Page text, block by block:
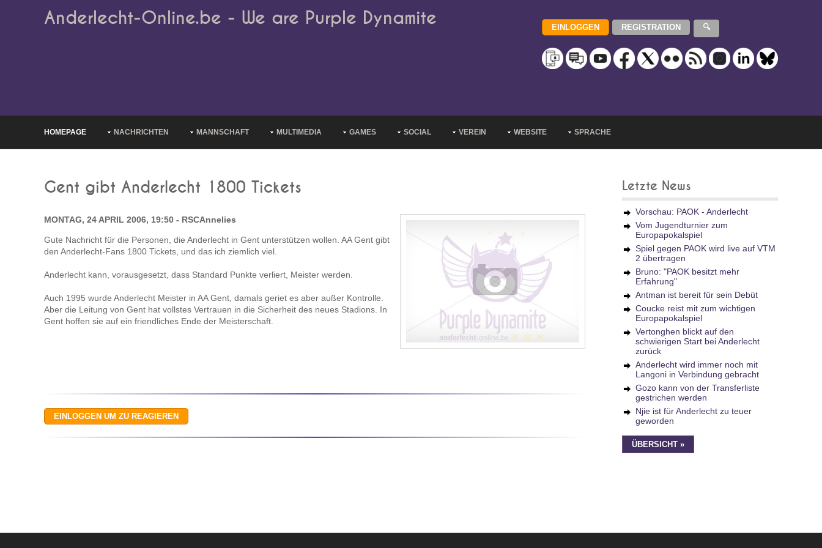
Anderlecht-Online.be - We are Purple Dynamite
HOMEPAGE NACHRICHTEN MANNSCHAFT MULTIMEDIA GAMES SOCIAL VEREIN WEBSITE SPRACHE
Gent gibt Anderlecht 1800 Tickets
MONTAG, 24 APRIL 2006, 19:50 - RSCAnnelies
Gute Nachricht für die Personen, die Anderlecht in Gent unterstützen wollen. AA Gent gibt
den Anderlecht-Fans 1800 Tickets, und das ich ziemlich viel.
Anderlecht kann, vorausgesetzt, dass Standard Punkte verliert, Meister werden.
Auch 1995 wurde Anderlecht Meister in AA Gent, damals geriet es aber außer Kontrolle.
Aber die Leitung von Gent hat vollstes Vertrauen in die Sicherheit des neues Stadions. In
Gent hoffen sie auf ein friendliches Ende der Meisterschaft.
Letzte News
Vorschau: PAOK - Anderlecht
Vom Jugendturnier zum
Europapokalspiel
Spiel gegen PAOK wird live auf VTM
2 übertragen
Bruno: "PAOK besitzt mehr
Erfahrung"
Antman ist bereit für sein Debüt
Coucke reist mit zum wichtigen
Europapokalspiel
Vertonghen blickt auf den
schwierigen Start bei Anderlecht
zurück
Anderlecht wird immer noch mit
Langoni in Verbindung gebracht
Gozo kann von der Transferliste
gestrichen werden
Njie ist für Anderlecht zu teuer
geworden
ÜBERSICHT »